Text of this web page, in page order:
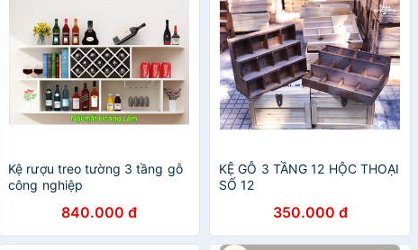
Kệ rượu treo tường 3 tầng gỗ
công nghiệp
840.000 đ
KỆ GỖ 3 TẦNG 12 HỘC THOẠI
SỐ 12
350.000 đ